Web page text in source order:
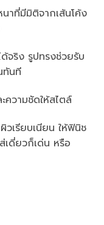
าที่มีมิติจากเส้นโค้ง
จริง รูปทรงช่วยรับ
ทันที
ความชัดให้สไตล์
เรียบเนียน ให้ฟินิช
เดี่ยวก็เด่น หรือ